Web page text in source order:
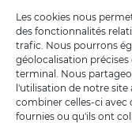
Les cookies nous
des fonctionnalités
trafic. Nous pourrons
géolocalisation
terminal. Nous
l'utilisation de notre
combiner celles-ci avec
fournies ou qu'ils ont